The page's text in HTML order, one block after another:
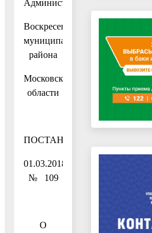
Администрация
Воскресенского
муниципального
района
Московской
области
ПОСТАНОВЛЕНИЕ
01.03.2018
№ 109
О